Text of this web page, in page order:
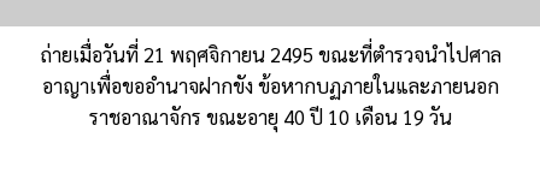
ถ่ายเมื่อวันที่ 21 พฤศจิกายน 2495 ขณะที่ตำรวจนำไปศาล
อาญาเพื่อขออำนาจฝากขัง ข้อหากบฏภายในและภายนอก
ราชอาณาจักร ขณะอายุ 40 ปี 10 เดือน 19 วัน